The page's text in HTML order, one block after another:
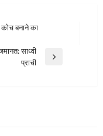
बनाने का
साध्वी
प्राची